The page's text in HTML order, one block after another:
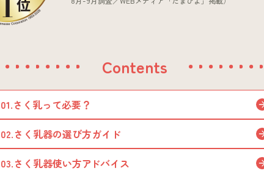
Contents
01.さく乳って必要？
02.さく乳器の選び方ガイド
03.さく乳器使い方アドバイス